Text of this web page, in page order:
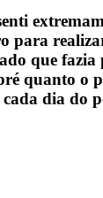
para
que fazia
quanto o
dia do